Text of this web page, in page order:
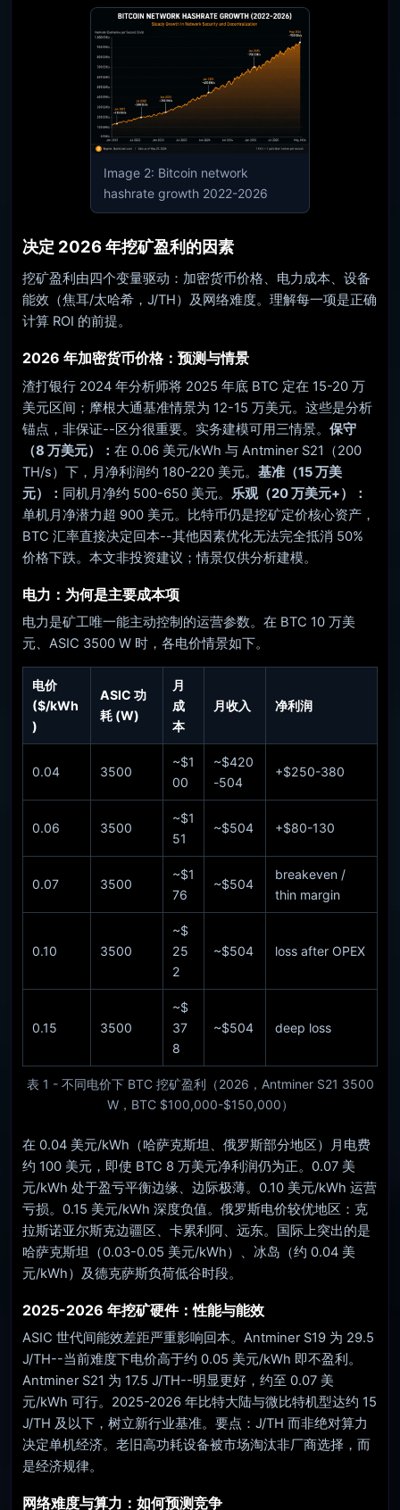
Image 2: Bitcoin network
hashrate growth 2022-2026
决定 2026 年挖矿盈利的因素
挖矿盈利由四个变量驱动：加密货币价格、电力成本、设备
能效（焦耳/太哈希，J/TH）及网络难度。理解每一项是正确
计算 ROI 的前提。
2026 年加密货币价格：预测与情景
渣打银行 2024 年分析师将 2025 年底 BTC 定在 15-20 万
美元区间；摩根大通基准情景为 12-15 万美元。这些是分析
锚点，非保证--区分很重要。实务建模可用三情景。 保守
（8 万美元）： 在 0.06 美元/kWh 与 Antminer S21（200
TH/s）下，月净利润约 180-220 美元。 基准（15 万美
元）： 同机月净约 500-650 美元。 乐观（20 万美元+）：
单机月净潜力超 900 美元。比特币仍是挖矿定价核心资产，
BTC 汇率直接决定回本--其他因素优化无法完全抵消 50%
价格下跌。本文非投资建议；情景仅供分析建模。
电力：为何是主要成本项
电力是矿工唯一能主动控制的运营参数。在 BTC 10 万美
元、ASIC 3500 W 时，各电价情景如下。
表 1 - 不同电价下 BTC 挖矿盈利（2026，Antminer S21 3500
W，BTC $100,000-$150,000）
电价
($/kWh
)
ASIC 功
耗 (W)
月
成
本
月收入 净利润
0.04 3500
~$1
00
~$420
-504
+$250-380
0.06 3500
~$1
51
~$504 +$80-130
0.07 3500
~$1
76
~$504
breakeven /
thin margin
0.10 3500
~$
25
2
~$504 loss after OPEX
0.15 3500
~$
37
8
~$504 deep loss
在 0.04 美元/kWh（哈萨克斯坦、俄罗斯部分地区）月电费
约 100 美元，即使 BTC 8 万美元净利润仍为正。0.07 美
元/kWh 处于盈亏平衡边缘、边际极薄。0.10 美元/kWh 运营
亏损。0.15 美元/kWh 深度负值。俄罗斯电价较优地区：克
拉斯诺亚尔斯克边疆区、卡累利阿、远东。国际上突出的是
哈萨克斯坦（0.03-0.05 美元/kWh）、冰岛（约 0.04 美
元/kWh）及德克萨斯负荷低谷时段。
2025-2026 年挖矿硬件：性能与能效
ASIC 世代间能效差距严重影响回本。Antminer S19 为 29.5
J/TH--当前难度下电价高于约 0.05 美元/kWh 即不盈利。
Antminer S21 为 17.5 J/TH--明显更好，约至 0.07 美
元/kWh 可行。2025-2026 年比特大陆与微比特机型达约 15
J/TH 及以下，树立新行业基准。要点：J/TH 而非绝对算力
决定单机经济。老旧高功耗设备被市场淘汰非厂商选择，而
是经济规律。
网络难度与算力：如何预测竞争